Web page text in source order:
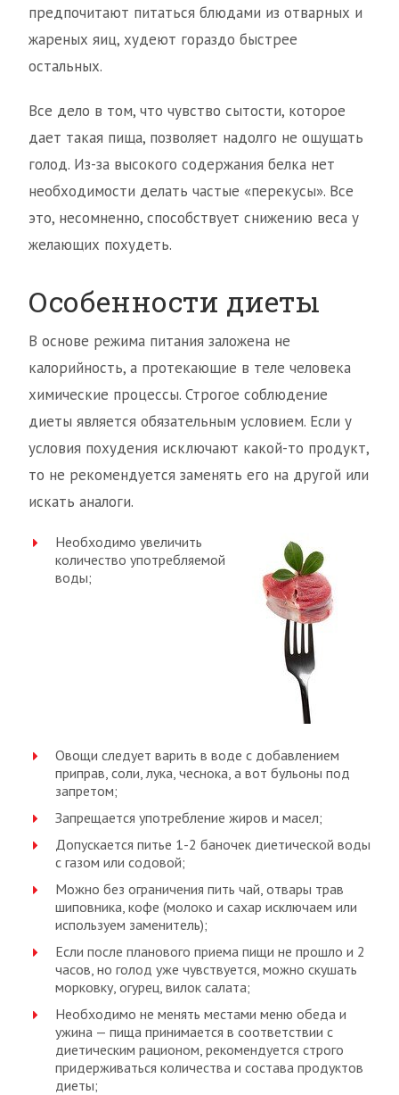
предпочитают питаться блюдами из отварных и
жареных яиц, худеют гораздо быстрее
остальных.
Все дело в том, что чувство сытости, которое
дает такая пища, позволяет надолго не ощущать
голод. Из-за высокого содержания белка нет
необходимости делать частые «перекусы». Все
это, несомненно, способствует снижению веса у
желающих похудеть.
Особенности диеты
В основе режима питания заложена не
калорийность, а протекающие в теле человека
химические процессы. Строгое соблюдение
диеты является обязательным условием. Если у
условия похудения исключают какой-то продукт,
то не рекомендуется заменять его на другой или
искать аналоги.
Необходимо увеличить
количество употребляемой
воды;
Овощи следует варить в воде с добавлением
приправ, соли, лука, чеснока, а вот бульоны под
запретом;
Запрещается употребление жиров и масел;
Допускается питье 1-2 баночек диетической воды
с газом или содовой;
Можно без ограничения пить чай, отвары трав
шиповника, кофе (молоко и сахар исключаем или
используем заменитель);
Если после планового приема пищи не прошло и 2
часов, но голод уже чувствуется, можно скушать
морковку, огурец, вилок салата;
Необходимо не менять местами меню обеда и
ужина — пища принимается в соответствии с
диетическим рационом, рекомендуется строго
придерживаться количества и состава продуктов
диеты;